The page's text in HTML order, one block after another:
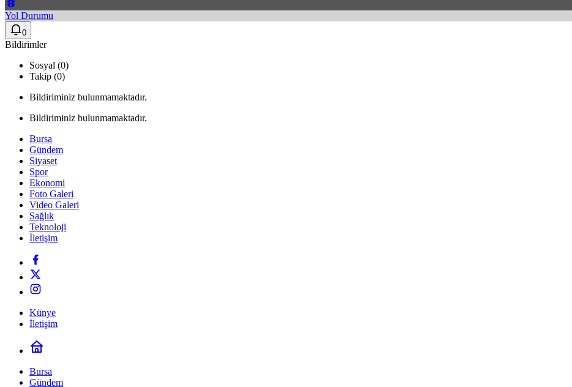
Yol Durumu
0
Bildirimler
Sosyal (0)
Takip (0)
Bildiriminiz bulunmamaktadır.
Bildiriminiz bulunmamaktadır.
Bursa
Gündem
Siyaset
Spor
Ekonomi
Foto Galeri
Video Galeri
Sağlık
Teknoloji
İletişim
Künye
İletişim
Bursa
Gündem